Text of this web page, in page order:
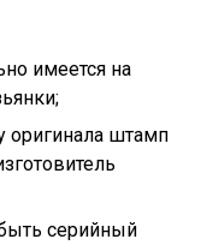
имеется на
оригинала штамп
серийный